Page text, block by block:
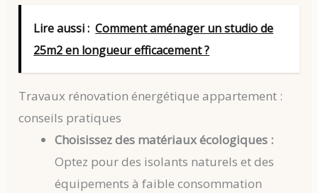
Lire aussi : Comment aménager un studio de
25m2 en longueur efficacement ?
Travaux rénovation énergétique appartement :
conseils pratiques
Choisissez des matériaux écologiques :
Optez pour des isolants naturels et des
équipements à faible consommation